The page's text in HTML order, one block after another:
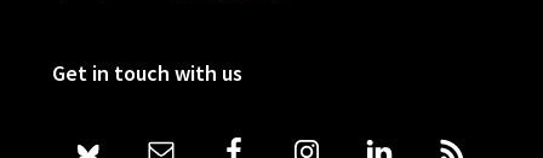
Get in touch with us